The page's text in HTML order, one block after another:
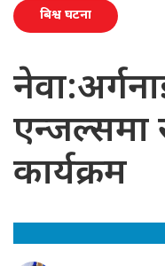
बिश्व घटना
एन्जल्समा
कार्यक्रम